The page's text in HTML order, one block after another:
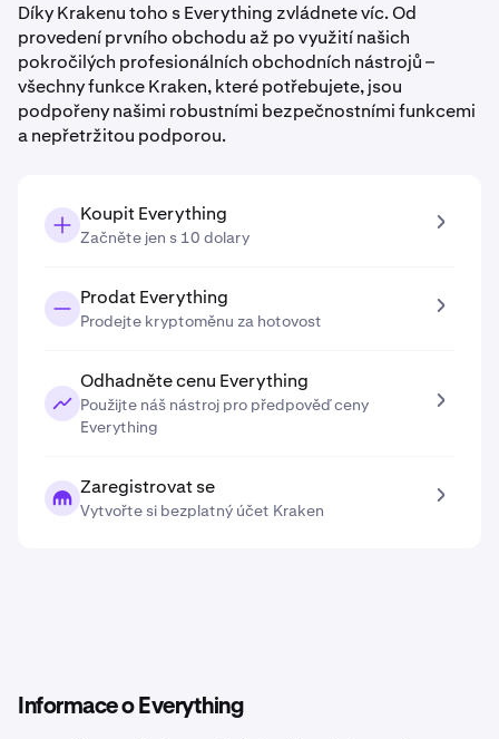
Díky Krakenu toho s Everything zvládnete víc. Od
provedení prvního obchodu až po využití našich
pokročilých profesionálních obchodních nástrojů –
všechny funkce Kraken, které potřebujete, jsou
podpořeny našimi robustními bezpečnostními funkcemi
a nepřetržitou podporou.
Koupit Everything
Začněte jen s 10 dolary
Prodat Everything
Prodejte kryptoměnu za hotovost
Odhadněte cenu Everything
Použijte náš nástroj pro předpověď ceny
Everything
Zaregistrovat se
Vytvořte si bezplatný účet Kraken
Informace o Everything